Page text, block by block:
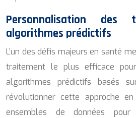
Personnalisation des
algorithmes prédictifs
L’un des défis majeurs en santé
traitement le plus efficace
algorithmes prédictifs basés
révolutionner cette approche
ensembles de données